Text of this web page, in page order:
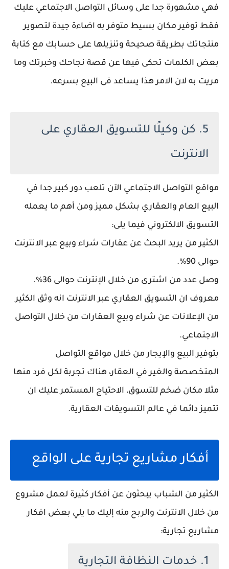
فهي مشهورة جدا على وسائل التواصل الاجتماعي عليك
فقط توفير مكان بسيط متوفر به اضاءة جيدة لتصوير
منتجاتك بطريقة صحيحة وتنزيلها على حسابك مع كتابة
بعض الكلمات تحكى فيها عن قصة نجاحك وخبرتك وما
مريت به لان الامر هذا يساعد فى البيع بسرعه.
5. كن وكيلًا للتسويق العقاري على
الانترنت
مواقع التواصل الاجتماعي الآن تلعب دور كبير جدا في
البيع العام والعقاري بشكل مميز ومن أهم ما يعمله
التسويق الالكتروني فيما يلى:
الكثير من يريد البحث عن عقارات شراء وبيع عبر الانترنت
حوالى 90%.
وصل عدد من اشترى من خلال الإنترنت حوالى 36%.
معروف ان التسويق العقاري عبر الانترنت انه وثق الكثير
من الإعلانات عن شراء وبيع العقارات من خلال التواصل
الاجتماعي.
بتوفير البيع والإيجار من خلال مواقع التواصل
المتخصصة والغير في العقار، هناك تجربة لكل فرد منها
مثلا مكان ضخم للتسوق، الاحتياج المستمر عليك ان
تتميز دائما في عالم التسويقات العقارية.
أفكار مشاريع تجارية على الواقع
الكثير من الشباب يبحثون عن أفكار كثيرة لعمل مشروع
من خلال الانترنت والربح منه إليك ما يلي بعض افكار
مشاريع تجارية:
1. خدمات النظافة التجارية